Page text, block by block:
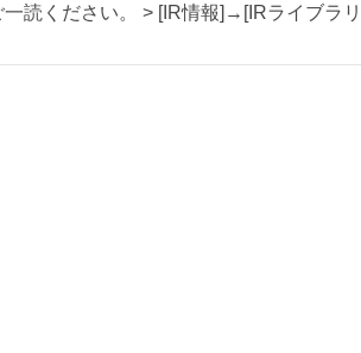
一読ください。 > [IR情報]→[IRライブラ